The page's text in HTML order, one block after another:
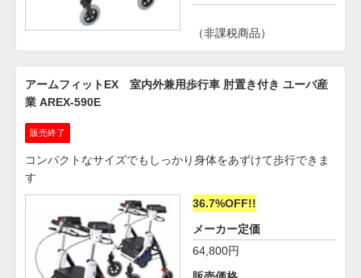
（非課税商品）
アームフィットEX 室内外兼用歩行車 肘置き付き ユーバ産
業 AREX-590E
販売終了
コンパクトなサイズでもしっかり身体をあずけて歩行できま
す
36.7%OFF!!
メーカー定価
64,800円